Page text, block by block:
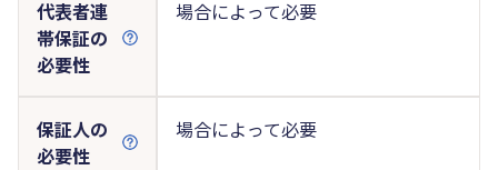
代表者連
帯保証の
必要性
場合によって必要
保証人の
必要性
場合によって必要